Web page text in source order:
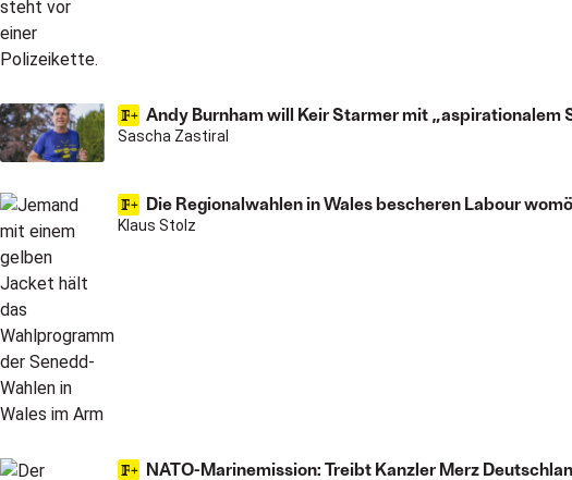
Andy Burnham will Keir Starmer mit „aspirationalem
Sascha Zastiral
Die Regionalwahlen in Wales bescheren Labour
Klaus Stolz
NATO-Marinemission: Treibt Kanzler Merz